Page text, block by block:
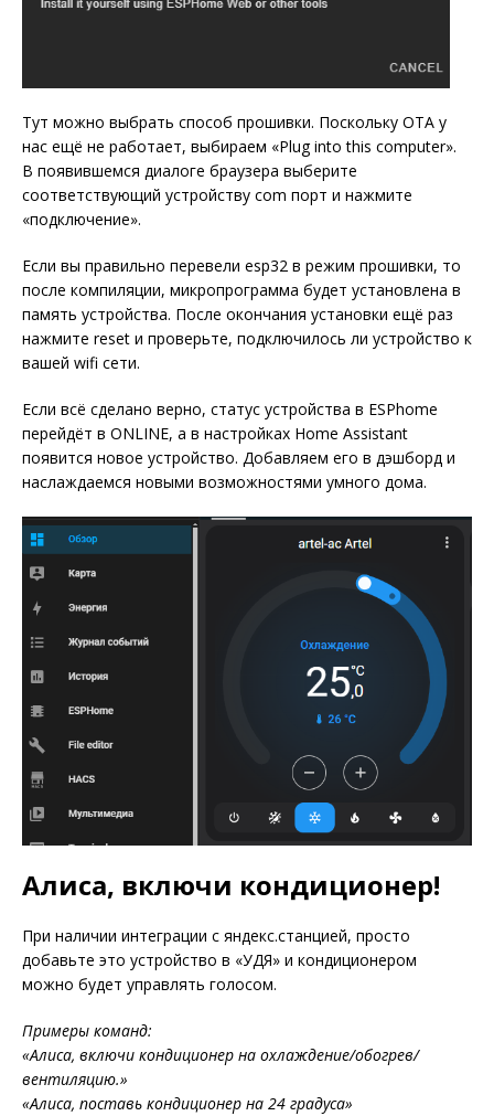
Тут можно выбрать способ прошивки. Поскольку OTA у
нас ещё не работает, выбираем «Plug into this computer».
В появившемся диалоге браузера выберите
соответствующий устройству com порт и нажмите
«подключение».
Если вы правильно перевели esp32 в режим прошивки, то
после компиляции, микропрограмма будет установлена в
память устройства. После окончания установки ещё раз
нажмите reset и проверьте, подключилось ли устройство к
вашей wifi сети.
Если всё сделано верно, статус устройства в ESPhome
перейдёт в ONLINE, а в настройках Home Assistant
появится новое устройство. Добавляем его в дэшборд и
наслаждаемся новыми возможностями умного дома.
Алиса, включи кондиционер!
При наличии интеграции с яндекс.станцией, просто
добавьте это устройство в «УДЯ» и кондиционером
можно будет управлять голосом.
Примеры команд:
«Алиса, включи кондиционер на охлаждение/обогрев/
вентиляцию.»
«Алиса, поставь кондиционер на 24 градуса»